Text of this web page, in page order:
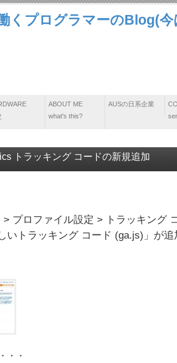
くプログラマーのBlog(今
ABOUT ME
what's this?
AUSの日系企業
トラッキング コードの新規追加
プロファイル設定 > トラッキング
いトラッキング コード (ga.js)」が追
・・